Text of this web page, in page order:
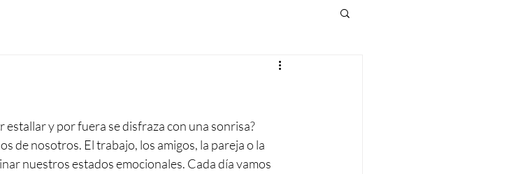
y por fuera se disfraza con una sonrisa?
de nosotros. El trabajo, los amigos, la pareja o la
nuestros estados emocionales. Cada día vamos